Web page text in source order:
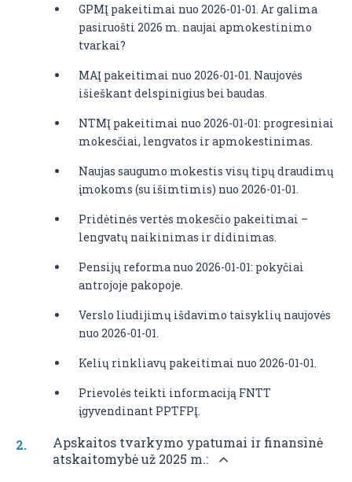
GPMĮ pakeitimai nuo 2026-01-01. Ar galima
pasiruošti 2026 m. naujai apmokestinimo
tvarkai?
MAĮ pakeitimai nuo 2026-01-01. Naujovės
išieškant delspinigius bei baudas.
NTMĮ pakeitimai nuo 2026-01-01: progresiniai
mokesčiai, lengvatos ir apmokestinimas.
Naujas saugumo mokestis visų tipų draudimų
įmokoms (su išimtimis) nuo 2026-01-01.
Pridėtinės vertės mokesčio pakeitimai –
lengvatų naikinimas ir didinimas.
Pensijų reforma nuo 2026-01-01: pokyčiai
antrojoje pakopoje.
Verslo liudijimų išdavimo taisyklių naujovės
nuo 2026-01-01.
Kelių rinkliavų pakeitimai nuo 2026-01-01.
Prievolės teikti informaciją FNTT
įgyvendinant PPTFPĮ.
Apskaitos tvarkymo ypatumai ir finansinė
atskaitomybė už 2025 m.: